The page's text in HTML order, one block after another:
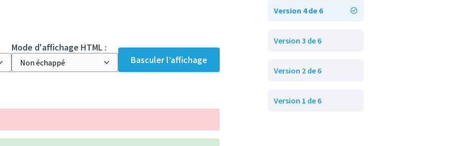
Mode d'affichage HTML :
Basculer l’affichage
Version 4 de 6
Version 3 de 6
Version 2 de 6
Version 1 de 6